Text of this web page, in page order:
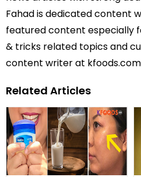
Fahad is dedicated content
featured content especially
& tricks related topics and
content writer at
Related Articles